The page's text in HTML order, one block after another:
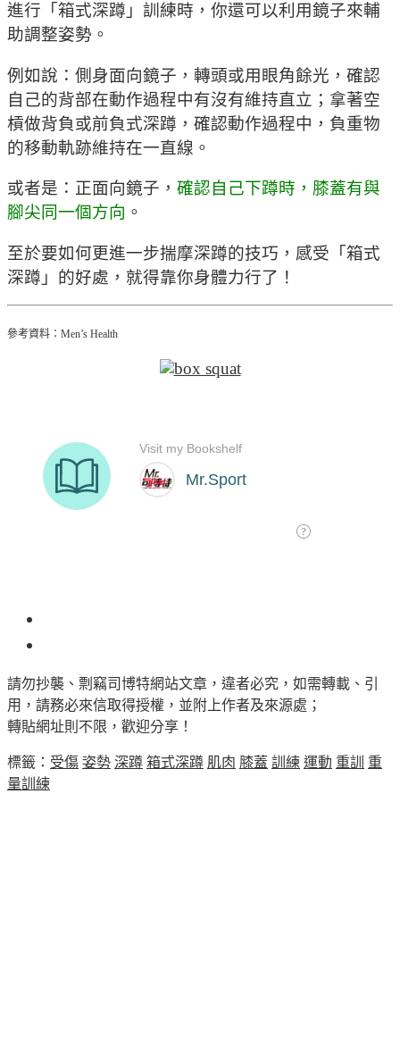
進行「箱式深蹲」訓練時，你還可以利用鏡子來輔
助調整姿勢。
例如說：側身面向鏡子，轉頭或用眼角餘光，確認
自己的背部在動作過程中有沒有維持直立；拿著空
槓做背負或前負式深蹲，確認動作過程中，負重物
的移動軌跡維持在一直線。
或者是：正面向鏡子， 確認自己下蹲時，膝蓋有與
腳尖同一個方向 。
至於要如何更進一步揣摩深蹲的技巧，感受「箱式
深蹲」的好處，就得靠你身體力行了！
參考資料：Men’s Health
請勿抄襲、剽竊司博特網站文章，違者必究，如需轉載、引
用，請務必來信取得授權，並附上作者及來源處；
轉貼網址則不限，歡迎分享！
標籤： 受傷 姿勢 深蹲 箱式深蹲 肌肉 膝蓋 訓練 運動 重訓
重
量訓練